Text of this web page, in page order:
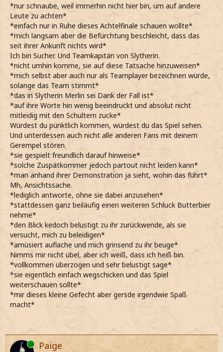
*nur schnaube, weil immerhin nicht hier bin, um auf andere
Leute zu achten*
*einfach nur in Ruhe dieses Achtelfinale schauen wollte*
*mich langsam aber die Befürchtung beschleicht, dass das
seit ihrer Ankunft nichts wird*
Ich bin Sucher. Und Teamkapitän von Slytherin.
*nicht umhin komme, sie auf diese Tatsache hinzuweisen*
*mich selbst aber auch nur als Teamplayer bezeichnen würde,
solange das Team stimmt*
*das in Slytherin Merlin sei Dank der Fall ist*
*auf ihre Worte hin wenig beeindruckt und absolut nicht
mitleidig mit den Schultern zucke*
Würdest du pünktlich kommen, würdest du das Spiel sehen.
Und unterdessen auch nicht alle anderen Fans mit deinem
Gerempel stören.
*sie gespielt freundlich darauf hinweise*
*solche Zuspätkommer jedoch partout nicht leiden kann*
*man anhand ihrer Demonstration ja sieht, wohin das führt*
Mh, Ansichtssache.
*lediglich antworte, ohne sie dabei anzusehen*
*stattdessen ganz beiläufig einen weiteren Schluck Butterbier
nehme*
*den Blick kedoch belustigt zu ihr zurückwende, als sie
versucht, mich zu beleidigen*
*amüsiert auflache und mich grinsend zu ihr beuge*
Nimms mir nicht übel, aber ich weiß, dass ich heiß bin.
*vollkommen überzogen und sehr belustigt sage*
*sie eigentlich einfach wegschicken und das Spiel
weiterschauen sollte*
*mir dieses kleine Gefecht aber gersde irgendwie Spaß
macht*
Online Paige